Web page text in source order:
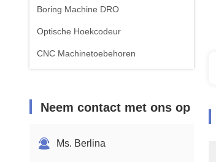
Boring Machine DRO
Optische Hoekcodeur
CNC Machinetoebehoren
Neem contact met ons op
Ms. Berlina